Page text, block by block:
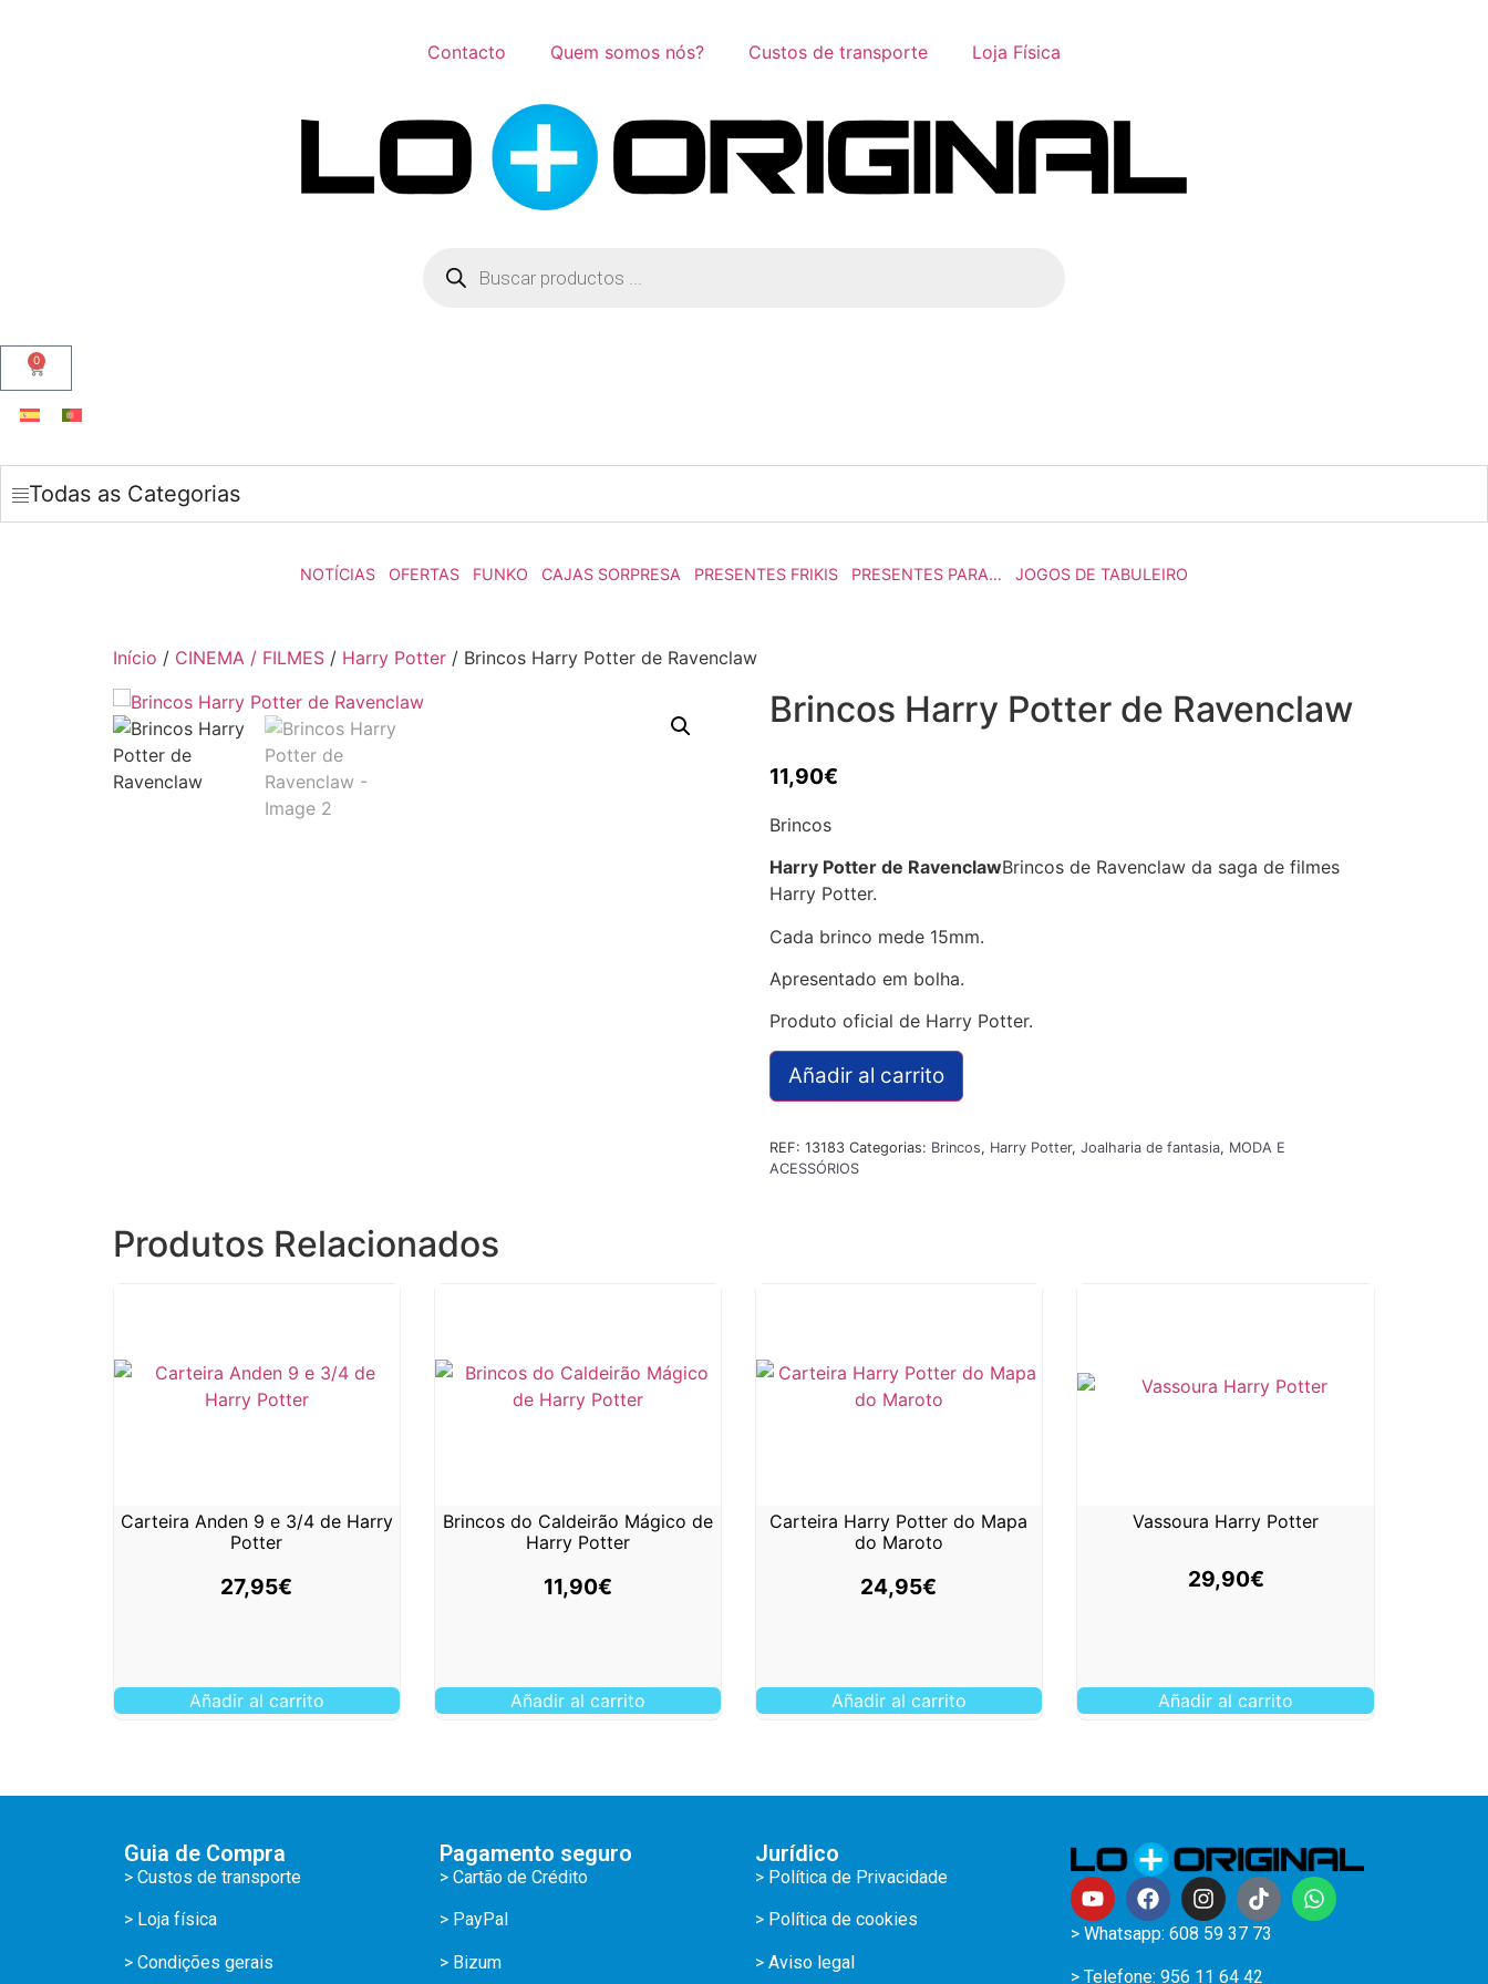
Contacto Quem somos nós? Custos de transporte Loja Física
0
Todas as Categorias
NOTÍCIAS OFERTAS FUNKO CAJAS SORPRESA PRESENTES FRIKIS PRESENTES PARA… JOGOS DE TABULEIRO
Início / CINEMA / FILMES / Harry Potter / Brincos Harry Potter de Ravenclaw
Brincos Harry Potter de Ravenclaw
11,90€
Brincos
Harry Potter de RavenclawBrincos de Ravenclaw da saga de filmes
Harry Potter.
Cada brinco mede 15mm.
Apresentado em bolha.
Produto oficial de Harry Potter.
Añadir al carrito
REF: 13183 Categorias: Brincos, Harry Potter, Joalharia de fantasia, MODA E
ACESSÓRIOS
Produtos Relacionados
Carteira Anden 9 e 3/4 de Harry
Potter
27,95€
Añadir al carrito
Brincos do Caldeirão Mágico de
Harry Potter
11,90€
Añadir al carrito
Carteira Harry Potter do Mapa
do Maroto
24,95€
Añadir al carrito
Vassoura Harry Potter
29,90€
Añadir al carrito
Guia de Compra
> Custos de transporte
> Loja física
> Condições gerais
Pagamento seguro
> Cartão de Crédito
> PayPal
> Bizum
Jurídico
> Política de Privacidade
> Política de cookies
> Aviso legal
> Whatsapp: 608 59 37 73
> Telefone: 956 11 64 42